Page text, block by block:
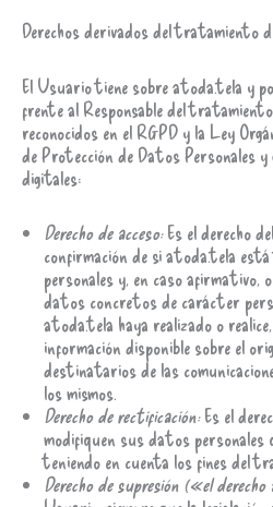
Derechos derivados del tratamiento
El Usuario tiene sobre atoda.tela y
frente al Responsable del
reconocidos en el RGPD y la Ley
de Protección de Datos Personales
digitales:
Derecho de acceso:Es el derecho
confirmación de si atoda.tela
personales y, en caso afirmativo,
datos concretos de carácter
atoda.tela haya realizado o
información disponible sobre el
destinatarios de las
los mismos.
Derecho de rectificación:Es el
modifiquen sus datos
teniendo en cuenta los fines del
Derecho de supresión («el